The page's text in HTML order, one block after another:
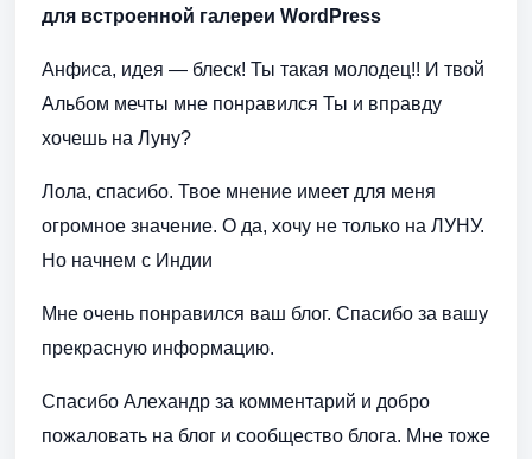
для встроенной галереи WordPress
Анфиса, идея — блеск! Ты такая молодец!! И твой
Альбом мечты мне понравился Ты и вправду
хочешь на Луну?
Лола, спасибо. Твое мнение имеет для меня
огромное значение. О да, хочу не только на ЛУНУ.
Но начнем с Индии
Мне очень понравился ваш блог. Спасибо за вашу
прекрасную информацию.
Спасибо Алехандр за комментарий и добро
пожаловать на блог и сообщество блога. Мне тоже